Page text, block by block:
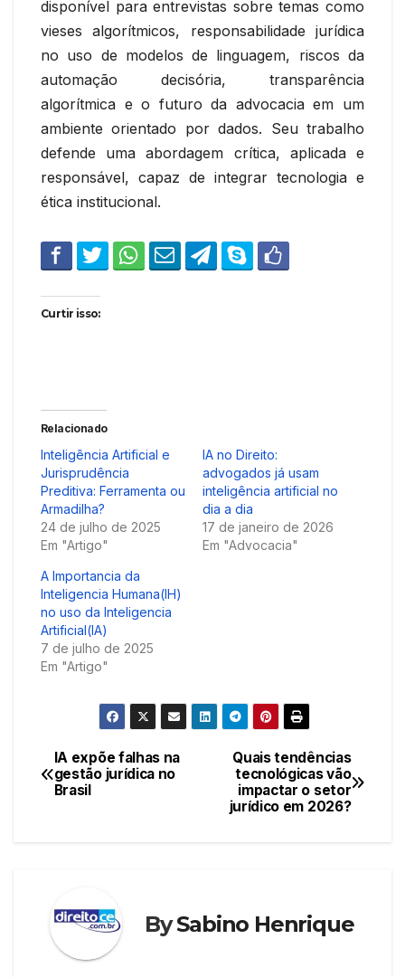
disponível para entrevistas sobre temas como
vieses algorítmicos, responsabilidade jurídica
no uso de modelos de linguagem, riscos da
automação decisória, transparência
algorítmica e o futuro da advocacia em um
ambiente orientado por dados. Seu trabalho
defende uma abordagem crítica, aplicada e
responsável, capaz de integrar tecnologia e
ética institucional.
Curtir isso:
Relacionado
Inteligência Artificial e
Jurisprudência
Preditiva: Ferramenta ou
Armadilha?
24 de julho de 2025
Em "Artigo"
IA no Direito:
advogados já usam
inteligência artificial no
dia a dia
17 de janeiro de 2026
Em "Advocacia"
A Importancia da
Inteligencia Humana(IH)
no uso da Inteligencia
Artificial(IA)
7 de julho de 2025
Em "Artigo"
Navegação
de
Quais tendências
tecnológicas vão
impactar o setor
jurídico em 2026?
IA expõe falhas na
gestão jurídica no
Brasil
BySabino Henrique